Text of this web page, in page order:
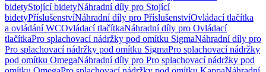
bidetyStojící bidetyNáhradní díly pro Stojící
bidetyPříslušenstvíNáhradní díly pro PříslušenstvíOvládací tlačítka
a ovládání WCOvládací tlačítkaNáhradní díly pro Ovládací
tlačítkaPro splachovací nádržky pod omítku SigmaNáhradní díly pro
Pro splachovací nádržky pod omítku SigmaPro splachovací nádržky
pod omítku OmegaNáhradní díly pro Pro splachovací nádržky pod